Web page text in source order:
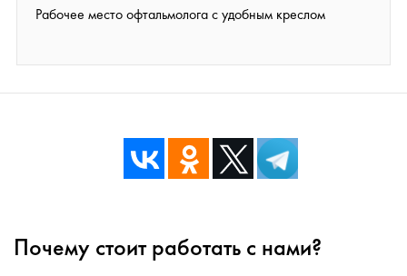
Рабочее место офтальмолога с удобным креслом
Почему стоит работать с нами?